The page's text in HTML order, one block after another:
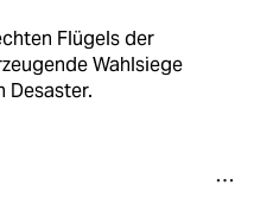
Flügels der
Wahlsiege
Desaster.